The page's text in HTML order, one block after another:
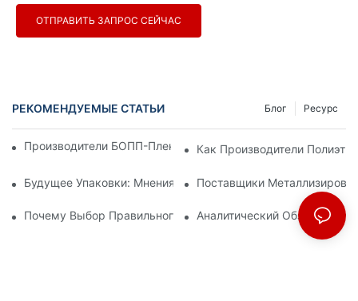
ОТПРАВИТЬ ЗАПРОС СЕЙЧАС
РЕКОМЕНДУЕМЫЕ СТАТЬИ Ресурс
Блог
Производители БОПП-Пленки: Основа Гибкой Упаковки
Как Производители
Будущее Упаковки: Мнения Ведущих Производителей
Поставщики
Почему Выбор Правильного Поставщика БОПП-Пленки
Аналитический Обзор